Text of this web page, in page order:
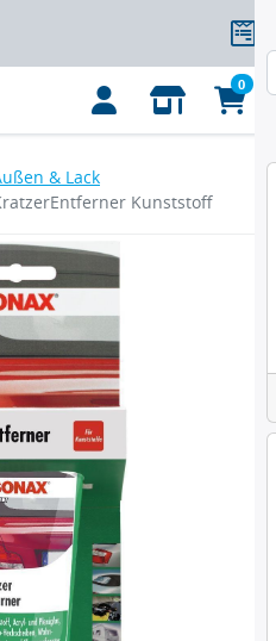
0
& Lack
Kunststoff